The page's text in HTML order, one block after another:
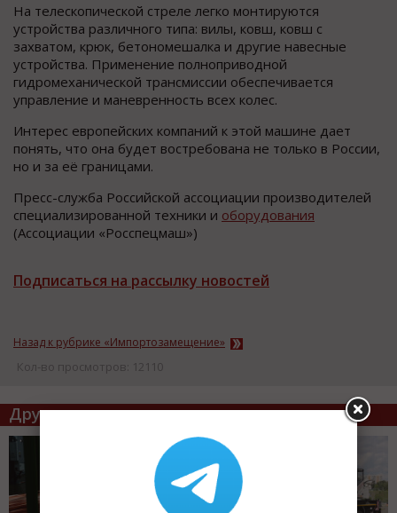
На телескопической стреле легко монтируются
устройства различного типа: вилы, ковш, ковш с
захватом, крюк, бетономешалка и другие навесные
устройства. Применение полноприводной
гидромеханической трансмиссии обеспечивается
управление и маневренность всех колес.
Интерес европейских компаний к этой машине дает
понять, что она будет востребована не только в России,
но и за её границами.
Пресс-служба Российской ассоциации производителей
специализированной техники и оборудования
(Ассоциации «Росспецмаш»)
Подписаться на рассылку новостей
Назад к рубрике «Импортозамещение»
Кол-во просмотров: 12110
Другие статьи по теме